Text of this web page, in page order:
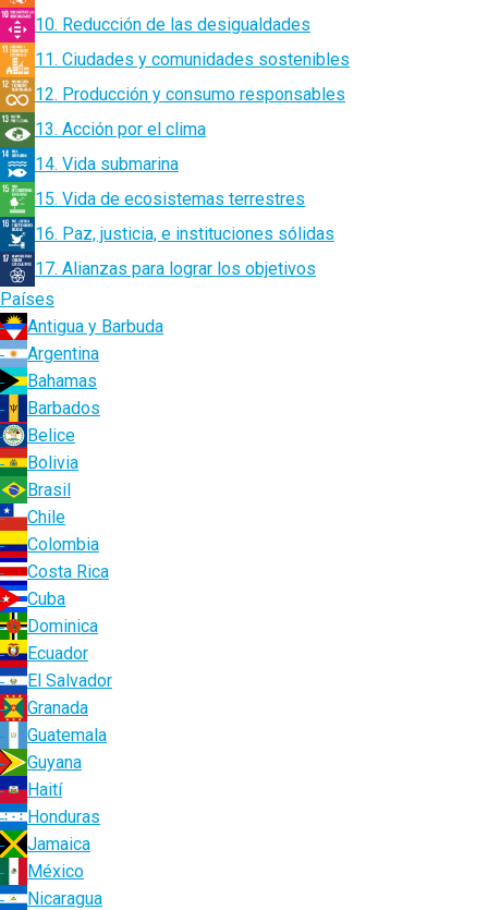
10. Reducción de las desigualdades
11. Ciudades y comunidades sostenibles
12. Producción y consumo responsables
13. Acción por el clima
14. Vida submarina
15. Vida de ecosistemas terrestres
16. Paz, justicia, e instituciones sólidas
17. Alianzas para lograr los objetivos
Países
Antigua y Barbuda
Argentina
Bahamas
Barbados
Belice
Bolivia
Brasil
Chile
Colombia
Costa Rica
Cuba
Dominica
Ecuador
El Salvador
Granada
Guatemala
Guyana
Haití
Honduras
Jamaica
México
Nicaragua